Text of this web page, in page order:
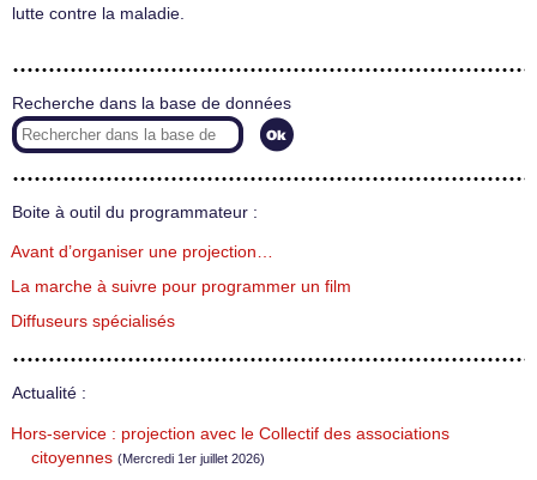
lutte contre la maladie.
Recherche dans la base de données
Boite à outil du programmateur :
Avant d’organiser une projection…
La marche à suivre pour programmer un film
Diffuseurs spécialisés
Actualité :
Hors-service : projection avec le Collectif des associations
citoyennes (Mercredi 1er juillet 2026)